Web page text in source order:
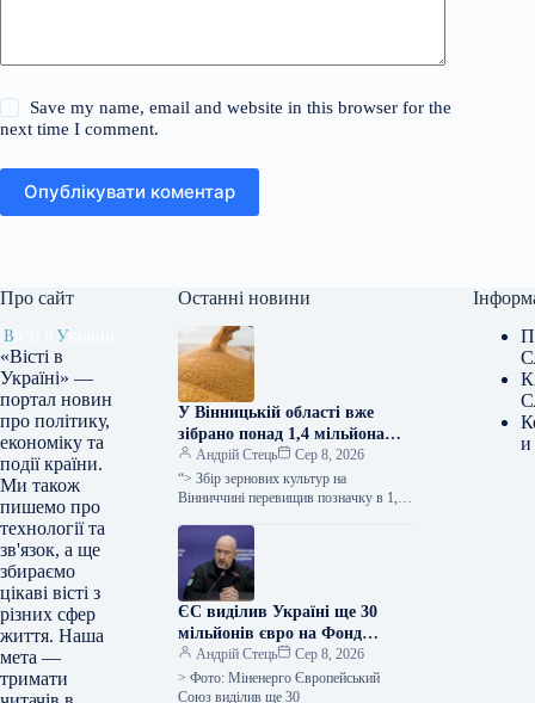
Save my name, email and website in this browser for the
next time I comment.
Опублікувати коментар
Про сайт
«Вісті в
Україні» —
портал новин
про політику,
економіку та
події країни.
Ми також
пишемо про
технології та
зв'язок, а ще
збираємо
цікаві вісті з
різних сфер
життя. Наша
мета —
тримати
Останні новини
У Вінницькій області вже
зібрано понад 1,4 мільйона
тонн зерна, при цьому
врожайність перевищує
показники минулого року –
Андрій Стець
Сер 8, 2026
“> Збір зернових культур на
Вінниччині перевищив позначку в 1,4
обласної військової адміністрації
Наталя…
ЄС виділив Україні ще 30
мільйонів євро на Фонд
підтримки енергетики
Андрій Стець
Сер 8, 2026
> Фото: Міненерго Європейський
Союз виділив ще 30
и